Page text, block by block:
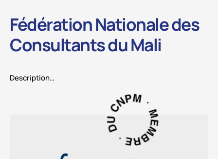
Fédération Nationale des
Consultants du Mali
Description…